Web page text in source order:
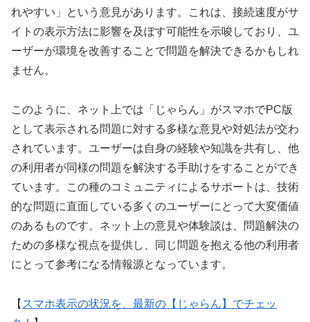
れやすい」という意見があります。これは、接続速度がサ
イトの表示方法に影響を及ぼす可能性を示唆しており、ユ
ーザーが環境を改善することで問題を解決できるかもしれ
ません。
このように、ネット上では「じゃらん」がスマホでPC版
として表示される問題に対する多様な意見や対処法が交わ
されています。ユーザーは自身の経験や知識を共有し、他
の利用者が同様の問題を解決する手助けをすることができ
ています。この種のコミュニティによるサポートは、技術
的な問題に直面している多くのユーザーにとって大変価値
のあるものです。ネット上の意見や体験談は、問題解決の
ための多様な視点を提供し、同じ問題を抱える他の利用者
にとって参考になる情報源となっています。
【 スマホ表示の状況を、最新の【じゃらん】でチェッ